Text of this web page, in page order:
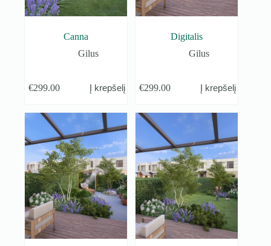
Canna
Gilus
€299.00 Į krepšelį
Digitalis
Gilus
€299.00 Į krepšelį